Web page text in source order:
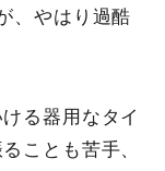
、やはり過酷
る器用なタイ
ことも苦手、